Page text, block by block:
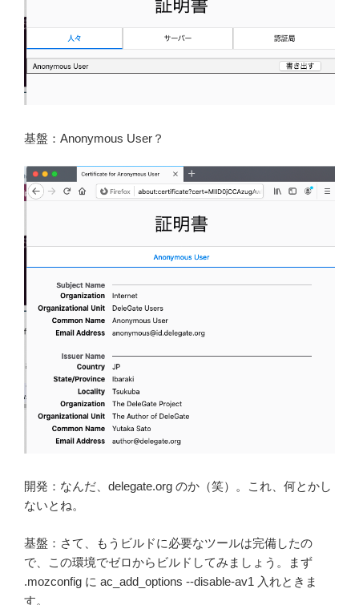
基盤：Anonymous User？
開発：なんだ、delegate.org のか（笑）。これ、何とかし
ないとね。
基盤：さて、もうビルドに必要なツールは完備したの
で、この環境でゼロからビルドしてみましょう。まず
.mozconfig に ac_add_options --disable-av1 入れときま
す。